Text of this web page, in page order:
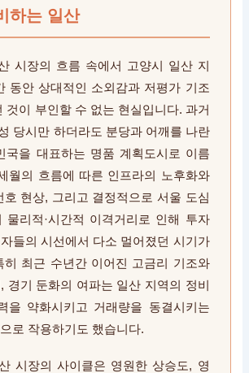
하는 일산
시장의 흐름 속에서 고양시 일산 지
동안 상대적인 소외감과 저평가 기조
것이 부인할 수 없는 현실입니다. 과거
당시만 하더라도 분당과 어깨를 나란
국을 대표하는 명품 계획도시로 이름
월의 흐름에 따른 인프라의 노후화와
호 현상, 그리고 결정적으로 서울 도심
물리적·시간적 이격거리로 인해 투자
들의 시선에서 다소 멀어졌던 시기가
히 최근 수년간 이어진 고금리 기조와
경기 둔화의 여파는 일산 지역의 정비
을 약화시키고 거래량을 동결시키는
로 작용하기도 했습니다.
시장의 사이클은 영원한 상승도, 영